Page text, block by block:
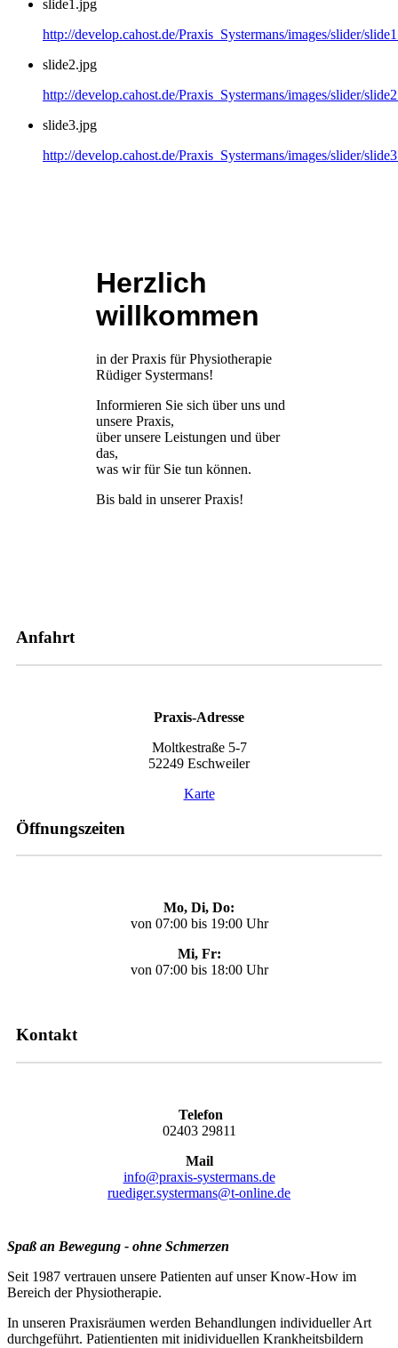
slide1.jpg
http://develop.cahost.de/Praxis_Systermans/images/slider/
slide2.jpg
http://develop.cahost.de/Praxis_Systermans/images/slider/
slide3.jpg
http://develop.cahost.de/Praxis_Systermans/images/slider/
Herzlich
willkommen
in der Praxis für Physiotherapie
Rüdiger Systermans!
Informieren Sie sich über uns und
unsere Praxis,
über unsere Leistungen und über
das,
was wir für Sie tun können.
Bis bald in unserer Praxis!
Anfahrt
Praxis-Adresse
Moltkestraße 5-7
52249 Eschweiler
Karte
Öffnungszeiten
Mo, Di, Do:
von 07:00 bis 19:00 Uhr
Mi, Fr:
von 07:00 bis 18:00 Uhr
Kontakt
Telefon
02403 29811
Mail
info@praxis-systermans.de
ruediger.systermans@t-online.de
Spaß an Bewegung - ohne Schmerzen
Seit 1987 vertrauen unsere Patienten auf unser Know-How im
Bereich der Physiotherapie.
In unseren Praxisräumen werden Behandlungen individueller Art
durchgeführt. Patientienten mit inidividuellen Krankheitsbildern